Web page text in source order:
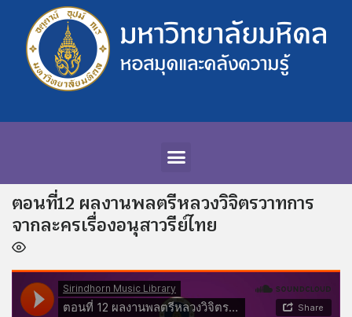
ตอนที่12 ผลงานพลตรีหลวงวิจิตรวาทการ
จากละครเรื่องอนุสาวรีย์ไทย